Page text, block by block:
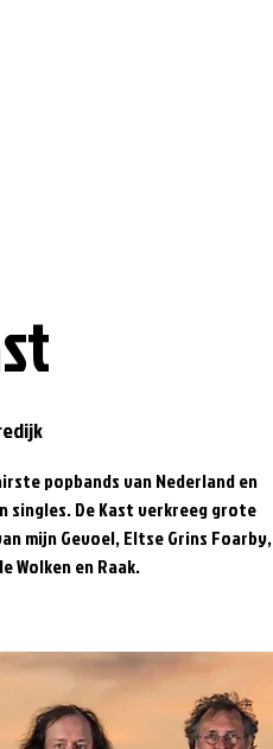
popbands van Nederland en
singles. De Kast verkreeg grote
mijn Gevoel, Eltse Grins Foarby,
Wolken en Raak.